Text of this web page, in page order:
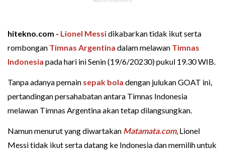
hitekno.com - Lionel Messidikabarkan tidak ikut serta
rombongan Timnas Argentina dalam melawan Timnas
Indonesia pada hari ini Senin (19/6/20230) pukul 19.30 WIB.
Tanpa adanya pemain sepak bola dengan julukan GOAT ini,
pertandingan persahabatan antara Timnas Indonesia
melawan Timnas Argentina akan tetap dilangsungkan.
Namun menurut yang diwartakan Matamata.com, Lionel
Messi tidak ikut serta datang ke Indonesia dan memilih untuk